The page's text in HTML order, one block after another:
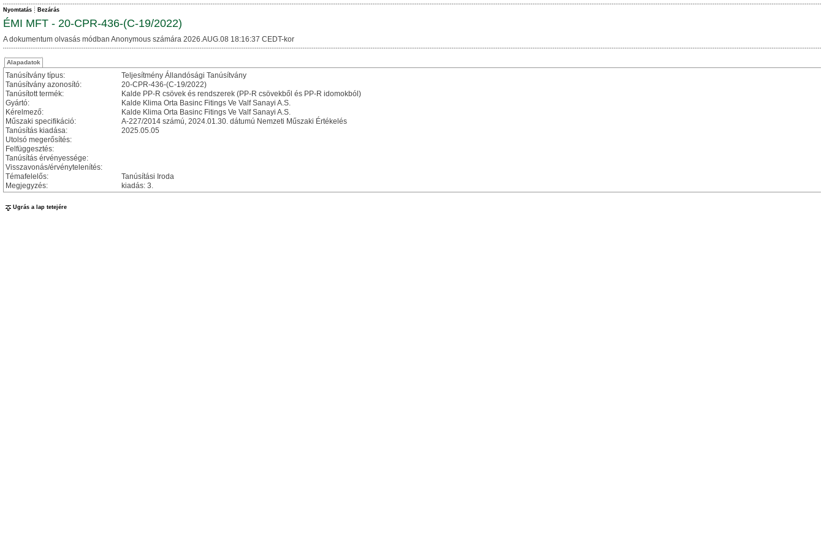
Nyomtatás Bezárás
ÉMI MFT - 20-CPR-436-(C-19/2022)
A dokumentum olvasás módban Anonymous számára 2026.AUG.08 18:16:37 CEDT-kor
Alapadatok
Tanúsítvány típus:
Teljesítmény Állandósági Tanúsítvány
Tanúsítvány azonosító:
20-CPR-436-(C-19/2022)
Tanúsított termék:
Kalde PP-R csövek és rendszerek (PP-R csövekből és PP-R idomokból)
Gyártó:
Kalde Klima Orta Basinc Fitings Ve Valf Sanayi A.S.
Kérelmező:
Kalde Klima Orta Basinc Fitings Ve Valf Sanayi A.S.
Műszaki specifikáció:
A-227/2014 számú, 2024.01.30. dátumú Nemzeti Műszaki Értékelés
Tanúsítás kiadása:
2025.05.05
Utolsó megerősítés:
Felfüggesztés:
Tanúsítás érvényessége:
Visszavonás/érvénytelenítés:
Témafelelős:
Tanúsítási Iroda
Megjegyzés:
kiadás: 3.
Ugrás a lap tetejére